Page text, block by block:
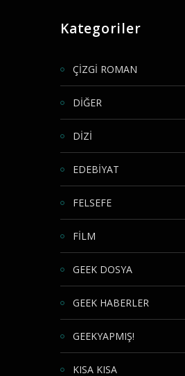
Kategoriler
ÇİZGİ ROMAN
DİĞER
DİZİ
EDEBİYAT
FELSEFE
FİLM
GEEK DOSYA
GEEK HABERLER
GEEKYAPMIŞ!
KISA KISA